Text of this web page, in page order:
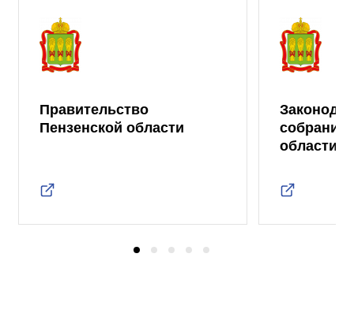
Правительство
Пензенской области
собрание
области